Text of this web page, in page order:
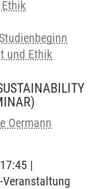
und Ethik
Oermann
|